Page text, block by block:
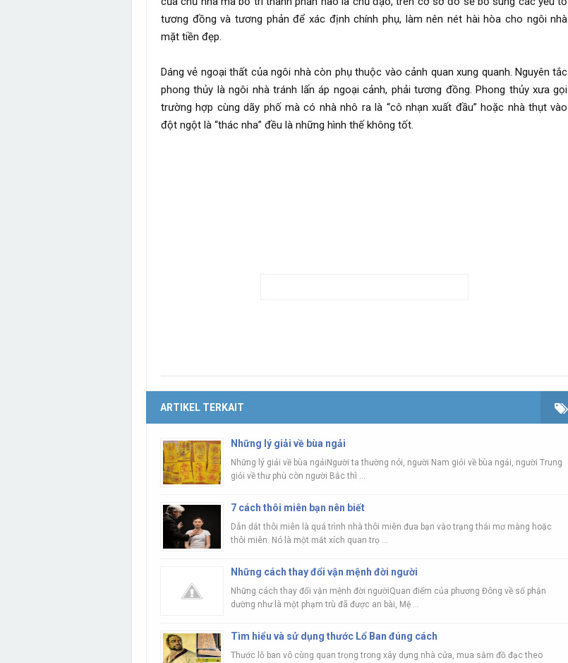
tương đồng và tương phản để xác định chính phụ, làm nên nét hài hòa cho ngôi nhà
mặt tiền đẹp.
Dáng vẻ ngoại thất của ngôi nhà còn phụ thuộc vào cảnh quan xung quanh. Nguyên tắc
phong thủy là ngôi nhà tránh lấn áp ngoại cảnh, phải tương đồng. Phong thủy xưa gọi
trường hợp cùng dãy phố mà có nhà nhô ra là “cô nhạn xuất đầu” hoặc nhà thụt vào
đột ngột là “thác nha” đều là những hình thế không tốt.
ARTIKEL TERKAIT
Những lý giải về bùa ngải
Những lý giải về bùa ngảiNgười ta thường nói, người Nam giỏi về bùa ngải, người Trung
giỏi về thư phù còn người Bắc thì ...
7 cách thôi miên bạn nên biết
Dẫn dắt thôi miên là quá trình nhà thôi miên đưa bạn vào trạng thái mơ màng hoặc
thôi miên. Nó là một mắt xích quan trọ ...
Những cách thay đổi vận mệnh đời người
Những cách thay đổi vận mệnh đời ngườiQuan điểm của phương Đông về số phận
dường như là một phạm trù đã được an bài, Mệ ...
Tìm hiểu và sử dụng thước Lổ Ban đúng cách
Thước lỗ ban vô cùng quan trọng trong xây dựng nhà cửa, mua sắm đồ đạc theo